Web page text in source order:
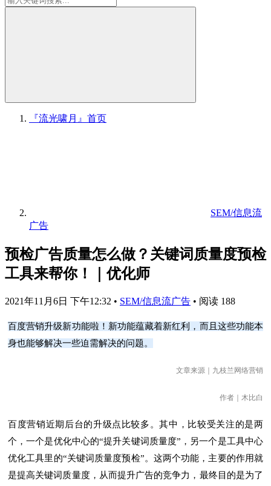
『流光啸月』 首页
SEM/信息流
广告
预检广告质量怎么做？关键词质量度预检
工具来帮你！｜优化师
2021年11月6日 下午12:32 • SEM/信息流广告 • 阅读 188
百度营销升级新功能啦！新功能蕴藏着新红利，而且这些功能本
身也能够解决一些迫需解决的问题。
文章来源｜九枝兰网络营销
作者｜木比白
百度营销近期后台的升级点比较多。其中，比较受关注的是两
个，一个是优化中心的“提升关键词质量度”，另一个是工具中心
优化工具里的“关键词质量度预检”。这两个功能，主要的作用就
是提高关键词质量度，从而提升广告的竞争力，最终目的是为了